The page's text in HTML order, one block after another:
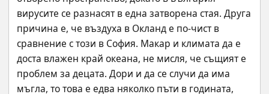
вирусите се разнасят в една затворена стая. Друга
причина е, че въздуха в Окланд е по-чист в
сравнение с този в София. Макар и климата да е
доста влажен край океана, не мисля, че същият е
проблем за децата. Дори и да се случи да има
мъгла, то това е едва няколко пъти в годината,